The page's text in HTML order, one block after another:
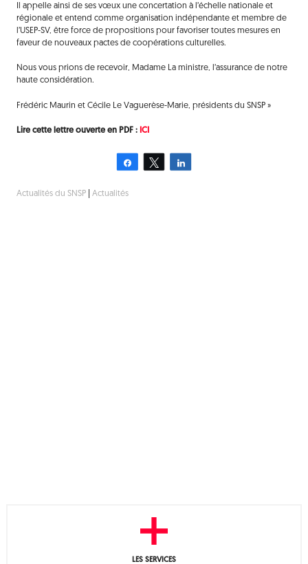
Il appelle ainsi de ses vœux une concertation à l’échelle nationale et
régionale et entend comme organisation indépendante et membre de
l’USEP-SV, être force de propositions pour favoriser toutes mesures en
faveur de nouveaux pactes de coopérations culturelles.
Nous vous prions de recevoir, Madame La ministre, l’assurance de notre
haute considération.
Frédéric Maurin et Cécile Le Vaguerèse-Marie, présidents du SNSP »
Lire cette lettre ouverte en PDF : ICI
Partagez Tweetez
Actualités du SNSP| Actualités
LES SERVICES